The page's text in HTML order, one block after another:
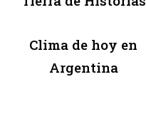
Clima de hoy en
Argentina